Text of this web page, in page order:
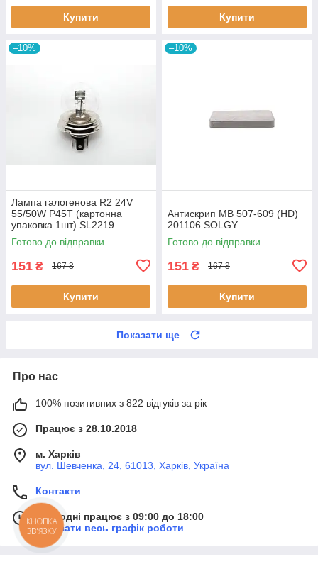
Купити Купити
–10%
Лампа галогенова R2 24V
55/50W P45T (картонна
упаковка 1шт) SL2219
SHAFER
Готово до відправки
151 ₴ 167 ₴
Купити
–10%
Антискрип MB 507-609 (HD)
201106 SOLGY
Готово до відправки
151 ₴ 167 ₴
Купити
Показати ще
Про нас
100% позитивних з 822 відгуків за рік
Працює з 28.10.2018
м. Харків
вул. Шевченка, 24, 61013, Харків, Україна
Контакти
Сьогодні працює з 09:00 до 18:00
Показати весь графік роботи
КНОПКА
ЗВ'ЯЗКУ